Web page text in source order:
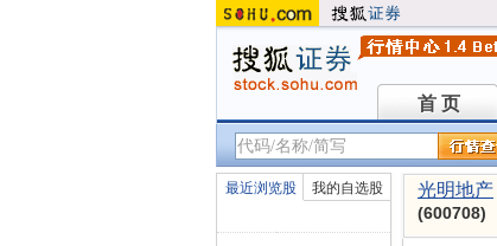
首 页
首 页
最近浏览股 我的自选股 光明地产
(600708)